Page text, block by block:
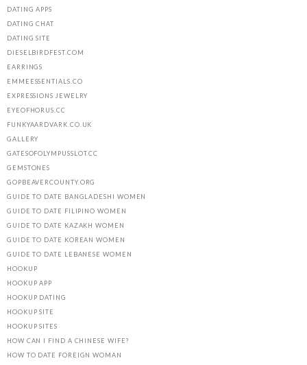
DATING APPS
DATING CHAT
DATING SITE
DIESELBIRDFEST.COM
EARRINGS
EMMEESSENTIALS.CO
EXPRESSIONS JEWELRY
EYEOFHORUS.CC
FUNKYAARDVARK.CO.UK
GALLERY
GATESOFOLYMPUSSLOT.CC
GEMSTONES
GOPBEAVERCOUNTY.ORG
GUIDE TO DATE BANGLADESHI WOMEN
GUIDE TO DATE FILIPINO WOMEN
GUIDE TO DATE KAZAKH WOMEN
GUIDE TO DATE KOREAN WOMEN
GUIDE TO DATE LEBANESE WOMEN
HOOKUP
HOOKUP APP
HOOKUP DATING
HOOKUP SITE
HOOKUP SITES
HOW CAN I FIND A CHINESE WIFE?
HOW TO DATE FOREIGN WOMAN